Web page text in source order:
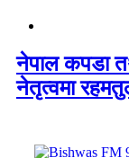
नेपाल कपडा
नेतृत्वमा